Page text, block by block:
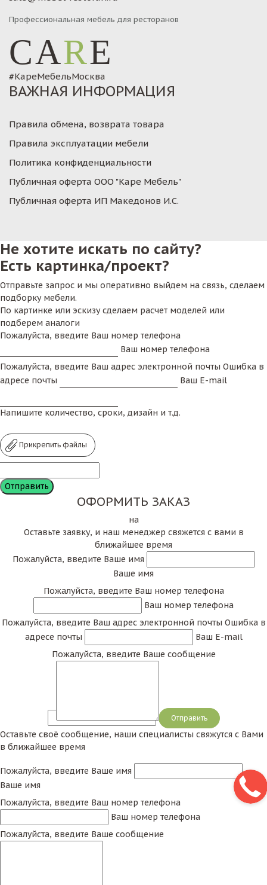
Профессиональная мебель для ресторанов
CARE
#КареМебельМосква
ВАЖНАЯ ИНФОРМАЦИЯ
Правила обмена, возврата товара
Правила эксплуатации мебели
Политика конфиденциальности
Публичная оферта ООО "Каре Мебель"
Публичная оферта ИП Македонов И.С.
Не хотите искать по сайту?
Есть картинка/проект?
Отправьте запрос и мы оперативно выйдем на связь, сделаем
подборку мебели.
По картинке или эскизу сделаем расчет моделей или
подберем аналоги
Пожалуйста, введите Ваш номер телефона
Ваш номер телефона
Пожалуйста, введите Ваш адрес электронной почты Ошибка в
адресе почты
Ваш E-mail
Напишите количество, сроки, дизайн и т.д.
Прикрепить файлы
ОФОРМИТЬ ЗАКАЗ
на
Оставьте заявку, и наш менеджер свяжется с вами в
ближайшее время
Пожалуйста, введите Ваше имя
Ваше имя
Пожалуйста, введите Ваш номер телефона
Ваш номер телефона
Пожалуйста, введите Ваш адрес электронной почты Ошибка в
адресе почты
Ваш E-mail
Пожалуйста, введите Ваше сообщение
Сообщение
Оставьте своё сообщение, наши специалисты свяжутся с Вами
в ближайшее время
Пожалуйста, введите Ваше имя
Ваше имя
Пожалуйста, введите Ваш номер телефона
Ваш номер телефона
Пожалуйста, введите Ваше сообщение